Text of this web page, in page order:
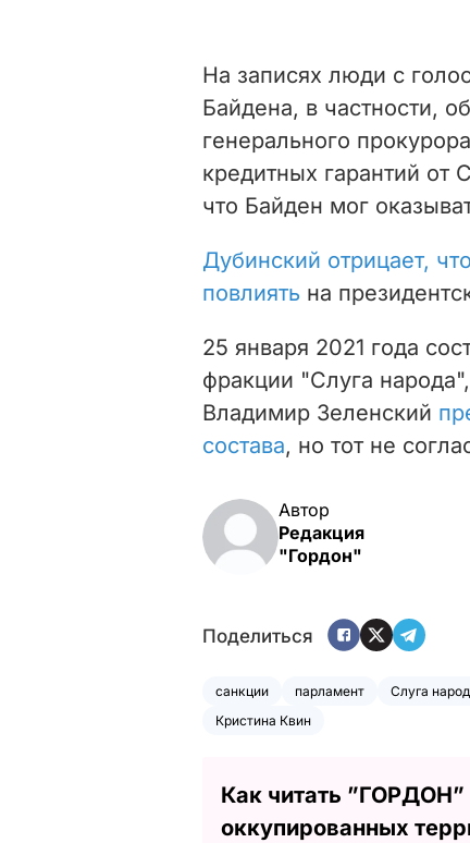
На записях люди с
Байдена, в частности,
генерального
кредитных гарантий
что Байден мог
Дубинский отрицает,
повлиять на
25 января 2021 года
фракции "Слуга
Владимир Зеленский
состава, но тот не
Автор
Редакция
"Гордон"
Поделиться
санкции парламент Слуга
Кристина Квин
Как читать
оккупированных